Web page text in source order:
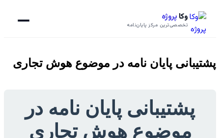
وکا پروژه
تخصصی‌ترین مرکز پایان‌نامه
پشتیبانی پایان نامه در موضوع هوش تجاری
پشتیبانی پایان نامه در
موضوع هوش تجاری